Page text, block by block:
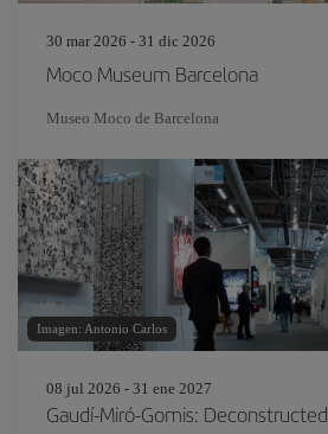
30 mar 2026 - 31 dic 2026
Moco Museum Barcelona
Museo Moco de Barcelona
Imagen: Antonio Carlos
08 jul 2026 - 31 ene 2027
Gaudí-Miró-Gomis: Deconstructed